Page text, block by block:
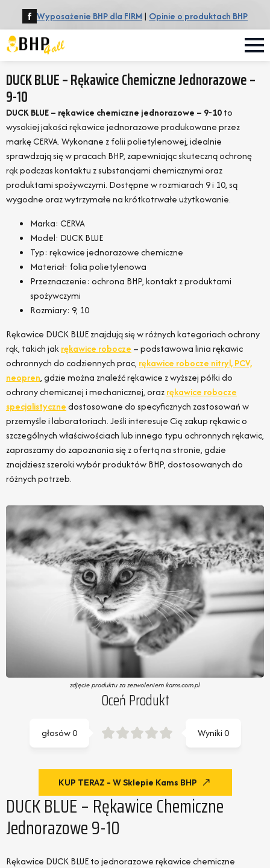
Wyposażenie BHP dla FIRM | Opinie o produktach BHP
DUCK BLUE – Rękawice Chemiczne Jednorazowe –
9-10
DUCK BLUE – rękawice chemiczne jednorazowe – 9-10to
wysokiej jakości rękawice jednorazowe produkowane przez
markę CERVA. Wykonane z folii polietylenowej, idealnie
sprawdzają się w pracach BHP, zapewniając skuteczną ochronę
rąk podczas kontaktu z substancjami chemicznymi oraz
produktami spożywczymi. Dostępne w rozmiarach 9 i 10, są
wygodne oraz wytrzymałe na krótkotrwałe użytkowanie.
Marka: CERVA
Model: DUCK BLUE
Typ: rękawice jednorazowe chemiczne
Materiał: folia polietylenowa
Przeznaczenie: ochrona BHP, kontakt z produktami
spożywczymi
Rozmiary: 9, 10
Rękawice DUCK BLUE znajdują się w różnych kategoriach ochrony
rąk, takich jakrękawice robocze – podstawowa linia rękawic
ochronnych do codziennych prac, rękawice robocze nitryl, PCV,
neopren, gdzie można znaleźć rękawice z wyższej półki do
ochrony chemicznej i mechanicznej, orazrękawice robocze
specjalistycznedostosowane do specyficznych zastosowań w
przemyśle i laboratoriach. Jeśli interesuje Cię zakup rękawic o
szczególnych właściwościach lub innego typu ochronnych rękawic,
zapraszamy do zapoznania się z ofertą na stronie, gdzie
znajdziesz szeroki wybór produktów BHP, dostosowanych do
różnych potrzeb.
zdjęcie produktu za zezwoleniem kams.com.pl
Oceń Produkt
Wyniki0
głosów0
KUP TERAZ - W Sklepie Kams BHP
DUCK BLUE – Rękawice Chemiczne
Jednorazowe 9-10
Rękawice DUCK BLUE to jednorazowe rękawice chemiczne